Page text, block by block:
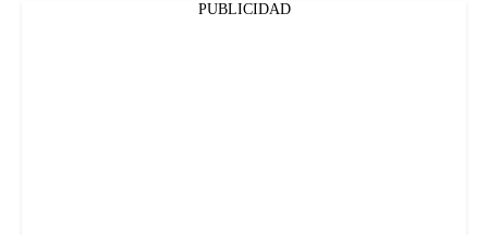
PUBLICIDAD